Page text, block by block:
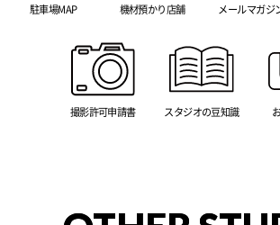
駐車場MAP 機材預かり店舗 メールマガジ
撮影許可申請書 スタジオの豆知識